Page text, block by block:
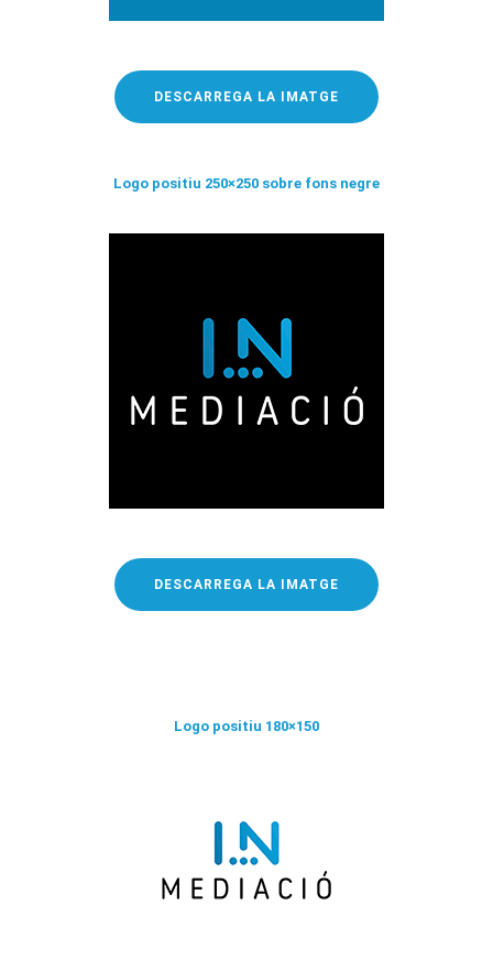
DESCARREGA LA IMATGE
Logo positiu 250×250 sobre fons negre
DESCARREGA LA IMATGE
Logo positiu 180×150